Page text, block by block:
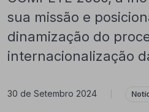
sua missão e
dinamização do
internacionalização
30 de Setembro 2024